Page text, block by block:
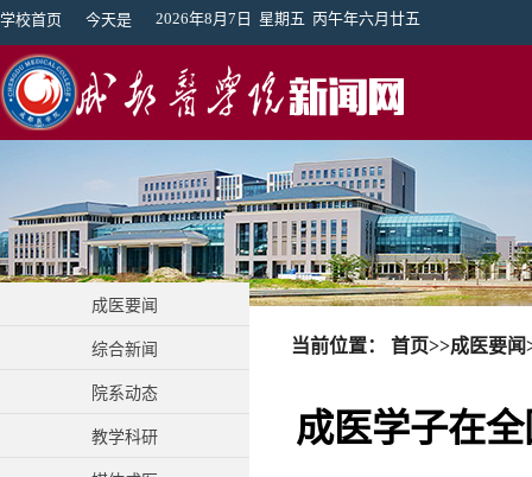
学校首页 今天是 2026年8月7日 星期五 丙午年六月廿五
成医要闻
综合新闻
院系动态
教学科研
当前位置： 首页>>成医要闻
成医学子在